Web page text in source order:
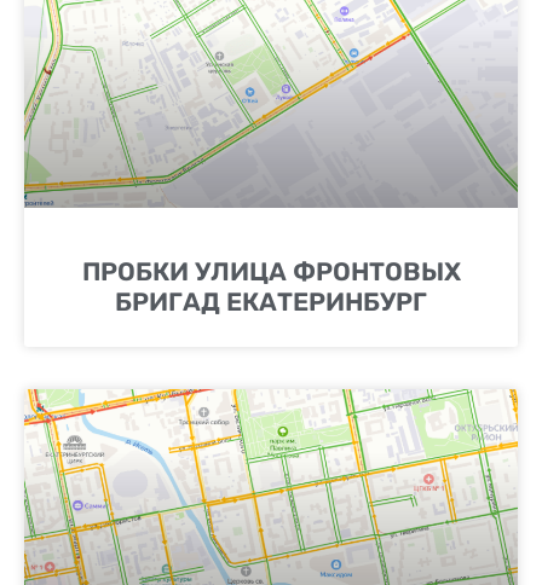
ПРОБКИ УЛИЦА ФРОНТОВЫХ
БРИГАД ЕКАТЕРИНБУРГ